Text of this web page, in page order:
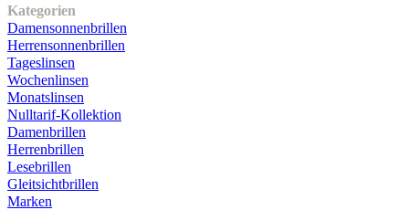
Kategorien
Damensonnenbrillen
Herrensonnenbrillen
Tageslinsen
Wochenlinsen
Monatslinsen
Nulltarif-Kollektion
Damenbrillen
Herrenbrillen
Lesebrillen
Gleitsichtbrillen
Marken